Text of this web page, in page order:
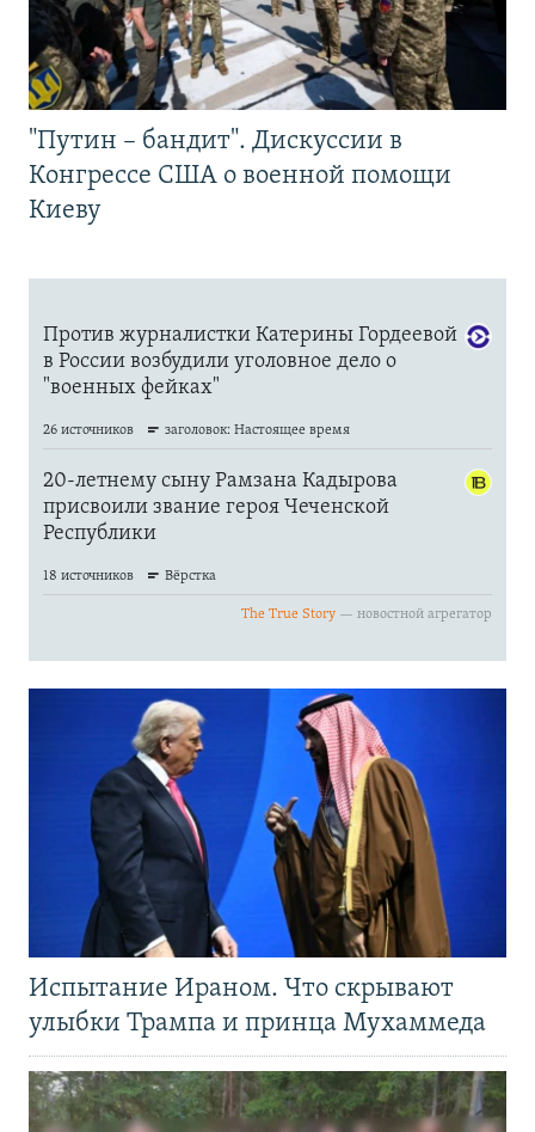
"Путин – бандит". Дискуссии в
Конгрессе США о военной помощи
Киеву
Испытание Ираном. Что скрывают
улыбки Трампа и принца Мухаммеда